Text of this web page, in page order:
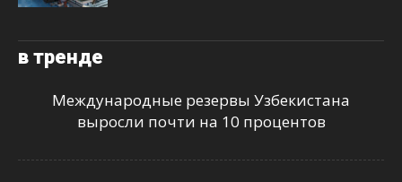
в тренде
Международные резервы Узбекистана
выросли почти на 10 процентов